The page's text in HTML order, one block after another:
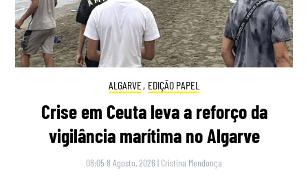
ALGARVE, EDIÇÃO PAPEL
Crise em Ceuta leva a reforço da
vigilância marítima no Algarve
08:05 8 Agosto, 2026 | Cristina Mendonça